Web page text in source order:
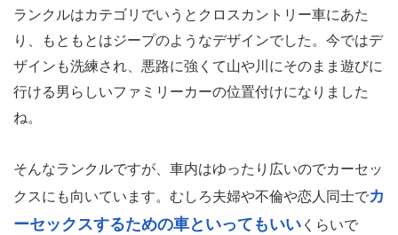
ランクルはカテゴリでいうとクロスカントリー車にあた
り、もともとはジープのようなデザインでした。今ではデ
ザインも洗練され、悪路に強くて山や川にそのまま遊びに
行ける男らしいファミリーカーの位置付けになりました
ね。
そんなランクルですが、車内はゆったり広いのでカーセッ
クスにも向いています。むしろ夫婦や不倫や恋人同士でカ
ーセックスするための車といってもいい くらいで